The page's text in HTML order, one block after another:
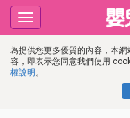
為提供您更多優質的內容，本
容，即表示您同意我們使用
權說明 。
Toggle
navigation